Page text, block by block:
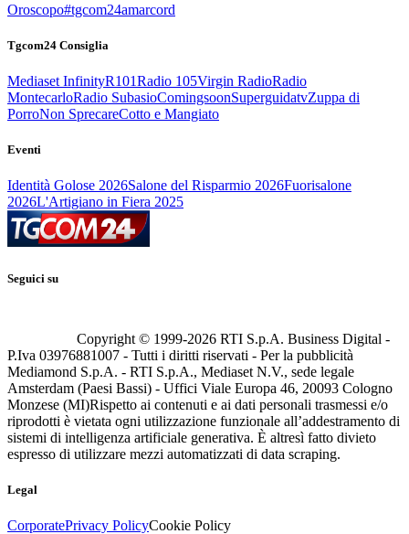
Oroscopo#tgcom24amarcord
Tgcom24 Consiglia
Mediaset InfinityR101Radio 105Virgin RadioRadio
MontecarloRadio SubasioComingsoonSuperguidatvZuppa di
PorroNon SprecareCotto e Mangiato
Eventi
Identità Golose 2026Salone del Risparmio 2026Fuorisalone
2026L'Artigiano in Fiera 2025
Seguici su
Copyright © 1999-2026 RTI S.p.A. Business Digital -
P.Iva 03976881007 - Tutti i diritti riservati - Per la pubblicità
Mediamond S.p.A. - RTI S.p.A., Mediaset N.V., sede legale
Amsterdam (Paesi Bassi) - Uffici Viale Europa 46, 20093 Cologno
Monzese (MI)Rispetto ai contenuti e ai dati personali trasmessi e/o
riprodotti è vietata ogni utilizzazione funzionale all’addestramento di
sistemi di intelligenza artificiale generativa. È altresì fatto divieto
espresso di utilizzare mezzi automatizzati di data scraping.
Legal
CorporatePrivacy PolicyCookie Policy